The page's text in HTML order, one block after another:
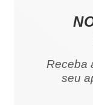
Receba
seu